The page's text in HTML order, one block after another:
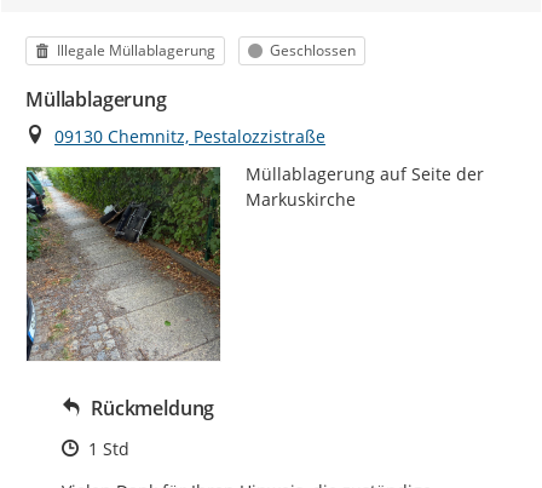
Kategorie
Illegale Müllablagerung Status
Geschlossen
Müllablagerung
Ort
09130 Chemnitz, Pestalozzistraße
Müllablagerung auf Seite der
Markuskirche
Rückmeldung
Zeitpunkt des Erstellens
1 Std